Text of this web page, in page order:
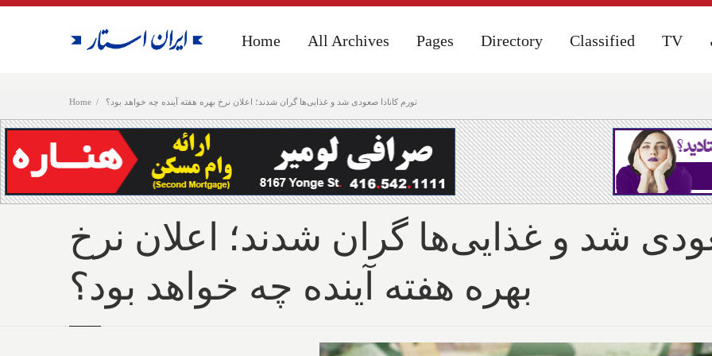
Home تورم کانادا صعودی شد و غذایی‌ها گران شدند؛ اعلان نرخ بهره هفته آینده چه خواهد بود؟
Home All Archives Pages Directory Classified TV
Home All Archives Pages Directory Classified TV
شد و غذایی‌ها گران شدند؛ اعلان نرخ
بهره هفته آینده چه خواهد بود؟